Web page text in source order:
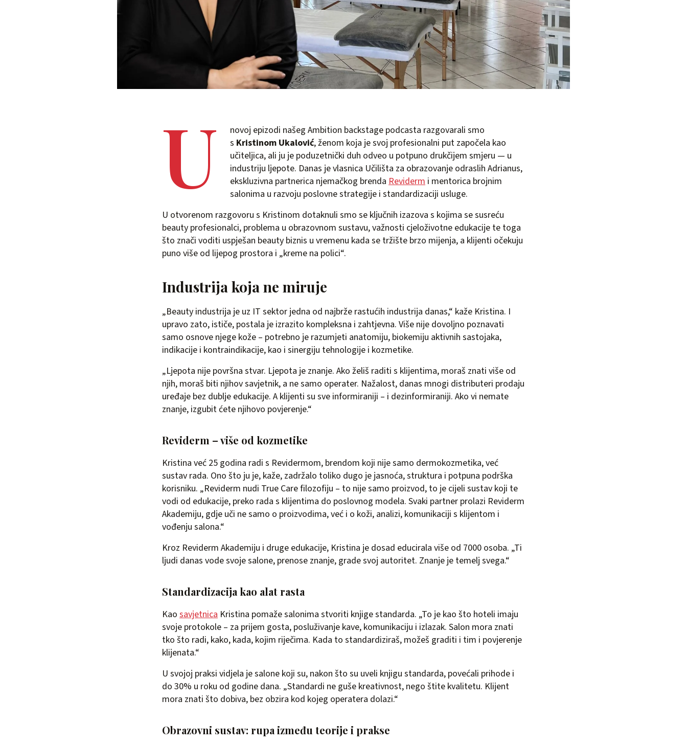
U
novoj epizodi našeg Ambition backstage podcasta razgovarali smo
s Kristinom Ukalović, ženom koja je svoj profesionalni put započela kao
učiteljica, ali ju je poduzetnički duh odveo u potpuno drukčijem smjeru — u
industriju ljepote. Danas je vlasnica Učilišta za obrazovanje odraslih Adrianus,
ekskluzivna partnerica njemačkog brenda Reviderm i mentorica brojnim
salonima u razvoju poslovne strategije i standardizaciji usluge.
U otvorenom razgovoru s Kristinom dotaknuli smo se ključnih izazova s kojima se susreću
beauty profesionalci, problema u obrazovnom sustavu, važnosti cjeloživotne edukacije te toga
što znači voditi uspješan beauty biznis u vremenu kada se tržište brzo mijenja, a klijenti očekuju
puno više od lijepog prostora i „kreme na polici“.
Industrija koja ne miruje
„Beauty industrija je uz IT sektor jedna od najbrže rastućih industrija danas,“ kaže Kristina. I
upravo zato, ističe, postala je izrazito kompleksna i zahtjevna. Više nije dovoljno poznavati
samo osnove njege kože – potrebno je razumjeti anatomiju, biokemiju aktivnih sastojaka,
indikacije i kontraindikacije, kao i sinergiju tehnologije i kozmetike.
„Ljepota nije površna stvar. Ljepota je znanje. Ako želiš raditi s klijentima, moraš znati više od
njih, moraš biti njihov savjetnik, a ne samo operater. Nažalost, danas mnogi distributeri prodaju
uređaje bez dublje edukacije. A klijenti su sve informiraniji – i dezinformiraniji. Ako vi nemate
znanje, izgubit ćete njihovo povjerenje.“
Reviderm – više od kozmetike
Kristina već 25 godina radi s Revidermom, brendom koji nije samo dermokozmetika, već
sustav rada. Ono što ju je, kaže, zadržalo toliko dugo je jasnoća, struktura i potpuna podrška
korisniku. „Reviderm nudi True Care filozofiju – to nije samo proizvod, to je cijeli sustav koji te
vodi od edukacije, preko rada s klijentima do poslovnog modela. Svaki partner prolazi Reviderm
Akademiju, gdje uči ne samo o proizvodima, već i o koži, analizi, komunikaciji s klijentom i
vođenju salona.“
Kroz Reviderm Akademiju i druge edukacije, Kristina je dosad educirala više od 7000 osoba. „Ti
ljudi danas vode svoje salone, prenose znanje, grade svoj autoritet. Znanje je temelj svega.“
Standardizacija kao alat rasta
Kao savjetnica Kristina pomaže salonima stvoriti knjige standarda. „To je kao što hoteli imaju
svoje protokole – za prijem gosta, posluživanje kave, komunikaciju i izlazak. Salon mora znati
tko što radi, kako, kada, kojim riječima. Kada to standardiziraš, možeš graditi i tim i povjerenje
klijenata.“
U svojoj praksi vidjela je salone koji su, nakon što su uveli knjigu standarda, povećali prihode i
do 30% u roku od godine dana. „Standardi ne guše kreativnost, nego štite kvalitetu. Klijent
mora znati što dobiva, bez obzira kod kojeg operatera dolazi.“
Obrazovni sustav: rupa između teorije i prakse